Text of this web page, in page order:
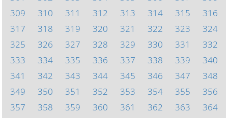
309
310 311 312 313 314 315
316
317
318 319 320 321 322 323
324
325
326 327 328 329 330 331
332
333
334 335 336 337 338 339
340
341
342 343 344 345 346 347
348
349
350 351 352 353 354 355
356
357
358 359 360 361 362 363
364